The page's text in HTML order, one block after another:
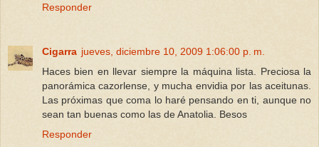
Responder
Cigarra jueves, diciembre 10, 2009 1:06:00 p. m.
Haces bien en llevar siempre la máquina lista. Preciosa la
panorámica cazorlense, y mucha envidia por las aceitunas.
Las próximas que coma lo haré pensando en ti, aunque no
sean tan buenas como las de Anatolia. Besos
Responder